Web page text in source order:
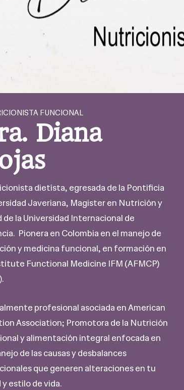
FUNCIONAL
Diana
dietísta, egresada de la Pontificia
Javeriana, Magister en Nutrición y
de la Universidad Internacional de
Pionera en Colombia en el manejo de
y medicina funcional, en formación en
Functional Medicine IFM (AFMCP)
profesional asociada en American
Association; Promotora de la Nutrición
y alimentación integral enfocada en
de las causas y desbalances
que generen alteraciones en tu
y estilo de vida.